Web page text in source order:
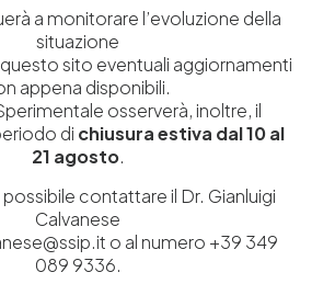
Nazionale delle Ricerche del
34 – 80078 Pozzuoli (NA) – Tel. +39
a monitorare l’evoluzione della
situazione
sito eventuali aggiornamenti
appena disponibili.
osserverà, inoltre, il
di chiusura estiva dal 10 al
21 agosto.
contattare il Dr. Gianluigi
Calvanese
o al numero +39 349
089 9336.